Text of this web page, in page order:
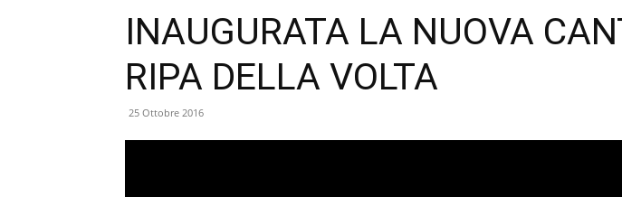
INAUGURATA LA NUOVA
RIPA DELLA VOLTA
25 Ottobre 2016